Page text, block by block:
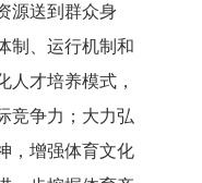
源送到群众身
制、运行机制和
人才培养模式，
竞争力；大力弘
，增强体育文化